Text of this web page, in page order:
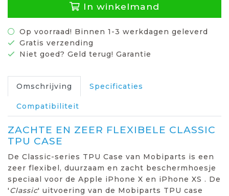
In winkelmand
Op voorraad! Binnen 1-3 werkdagen geleverd
Gratis verzending
Niet goed? Geld terug! Garantie
Omschrijving Specificaties
Compatibiliteit
ZACHTE EN ZEER FLEXIBELE CLASSIC
TPU CASE
De Classic-series TPU Case van Mobiparts is een
zeer flexibel, duurzaam en zacht beschermhoesje
speciaal voor de Apple iPhone X en iPhone XS . De
'Classic' uitvoering van de Mobiparts TPU case